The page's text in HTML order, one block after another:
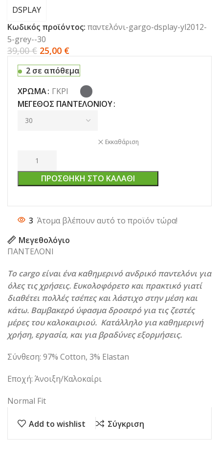
DSPLAY
Κωδικός προϊόντος: παντελόνι-gargo-dsplay-yl2012-
5-grey--30
39,00€ 25,00 €
2 σε απόθεμα
ΧΡΏΜΑ ΓΚΡΙ
ΜΈΓΕΘΟΣ ΠΑΝΤΕΛΟΝΙΟΎ
Εκκαθάριση
ΠΡΟΣΘΉΚΗ ΣΤΟ ΚΑΛΆΘΙ
3 Άτομα βλέπουν αυτό το προϊόν τώρα!
Μεγεθολόγιο
ΠΑΝΤΕΛΟΝΙ
Τo cargo είναι ένα καθημερινό ανδρικό παντελόνι για
όλες τις χρήσεις. Ευκολοφόρετο και πρακτικό γιατί
διαθέτει πολλές τσέπες και λάστιχο στην μέση και
κάτω. Βαμβακερό ύφασμα δροσερό για τις ζεστές
μέρες του καλοκαιριού. Κατάλληλο για καθημερινή
χρήση, εργασία, και για βραδύνες εξορμήσεις.
Σύνθεση: 97% Cotton, 3% Elastan
Εποχή: Άνοιξη/Καλοκαίρι
Normal Fit
Add to wishlist Σύγκριση